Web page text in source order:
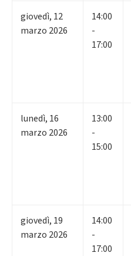
giovedì, 12
marzo 2026
14:00
-
17:00
lunedì, 16
marzo 2026
13:00
-
15:00
giovedì, 19
marzo 2026
14:00
-
17:00